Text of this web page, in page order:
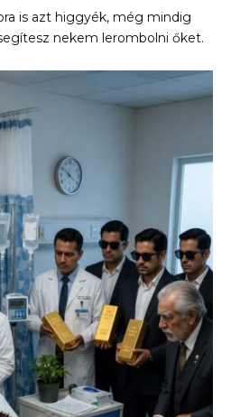
is azt higgyék, még mindig
nekem lerombolni őket.